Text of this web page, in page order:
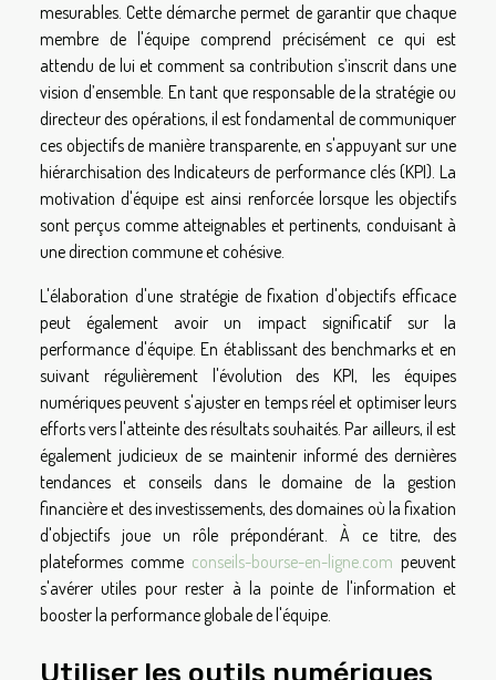
mesurables. Cette démarche permet de garantir que chaque
membre de l'équipe comprend précisément ce qui est
attendu de lui et comment sa contribution s’inscrit dans une
vision d’ensemble. En tant que responsable de la stratégie ou
directeur des opérations, il est fondamental de communiquer
ces objectifs de manière transparente, en s'appuyant sur une
hiérarchisation des Indicateurs de performance clés (KPI). La
motivation d'équipe est ainsi renforcée lorsque les objectifs
sont perçus comme atteignables et pertinents, conduisant à
une direction commune et cohésive.
L'élaboration d'une stratégie de fixation d'objectifs efficace
peut également avoir un impact significatif sur la
performance d'équipe. En établissant des benchmarks et en
suivant régulièrement l'évolution des KPI, les équipes
numériques peuvent s'ajuster en temps réel et optimiser leurs
efforts vers l'atteinte des résultats souhaités. Par ailleurs, il est
également judicieux de se maintenir informé des dernières
tendances et conseils dans le domaine de la gestion
financière et des investissements, des domaines où la fixation
d'objectifs joue un rôle prépondérant. À ce titre, des
plateformes comme conseils-bourse-en-ligne.com peuvent
s'avérer utiles pour rester à la pointe de l'information et
booster la performance globale de l'équipe.
Utiliser les outils numériques